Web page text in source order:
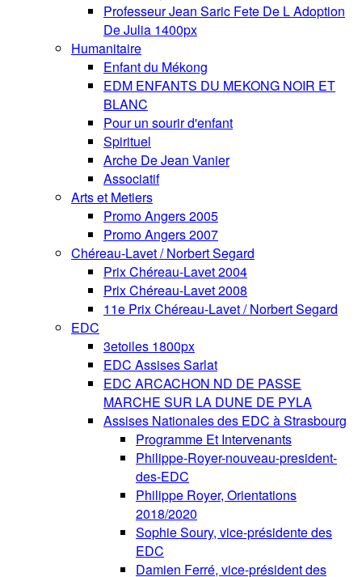
Professeur Jean Saric Fete De L Adoption
De Julia 1400px
Humanitaire
Enfant du Mékong
EDM ENFANTS DU MEKONG NOIR ET
BLANC
Pour un sourir d'enfant
Spirituel
Arche De Jean Vanier
Associatif
Arts et Metiers
Promo Angers 2005
Promo Angers 2007
Chéreau-Lavet / Norbert Segard
Prix Chéreau-Lavet 2004
Prix Chéreau-Lavet 2008
11e Prix Chéreau-Lavet / Norbert Segard
EDC
3etoiles 1800px
EDC Assises Sarlat
EDC ARCACHON ND DE PASSE
MARCHE SUR LA DUNE DE PYLA
Assises Nationales des EDC à Strasbourg
Programme Et Intervenants
Philippe-Royer-nouveau-president-
des-EDC
Philippe Royer, Orientations
2018/2020
Sophie Soury, vice-présidente des
EDC
Damien Ferré, vice-président des